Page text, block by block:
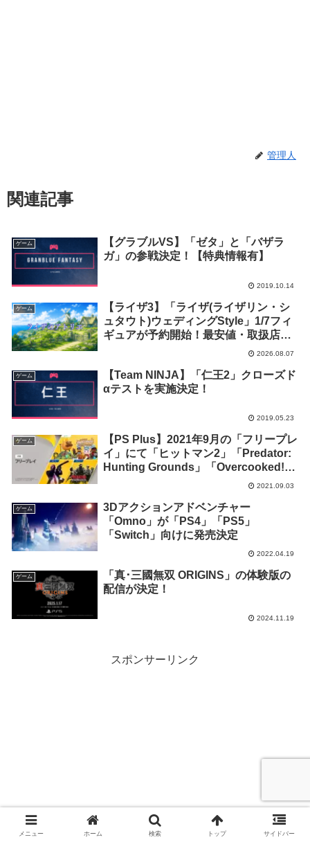
管理人
関連記事
ゲーム
【グラブルVS】「ゼタ」と「バザラ
ガ」の参戦決定！【特典情報有】
2019.10.14
ゲーム
【ライザ3】「ライザ(ライザリン・シ
ュタウト)ウェディングStyle」1/7フィ
ギュアが予約開始！最安値・取扱店舗
2026.08.07
ゲーム
【Team NINJA】「仁王2」クローズド
αテストを実施決定！
2019.05.23
ゲーム
【PS Plus】2021年9月の「フリープレ
イ」にて「ヒットマン2」「Predator:
Hunting Grounds」「Overcooked! –
オーバークック 王国のフルコース」等
2021.09.03
ゲーム
3Dアクションアドベンチャー
「Omno」が「PS4」「PS5」
「Switch」向けに発売決定
2022.04.19
ゲーム
「真･三國無双 ORIGINS」の体験版の
配信が決定！
2024.11.19
スポンサーリンク
メニュー ホーム 検索 トップ サイドバー